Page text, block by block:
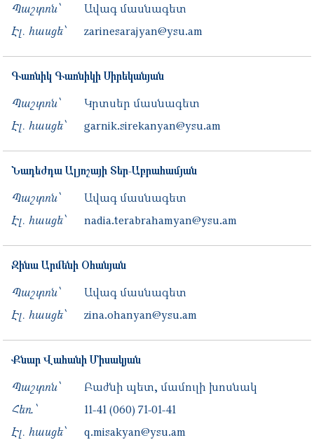
Պաշտոն՝
Ավագ մասնագետ
Էլ. հասցե՝
zarinesarajyan@ysu.am
Գառնիկ Գառնիկի Սիրեկանյան
Պաշտոն՝
Կրտսեր մասնագետ
Էլ. հասցե՝
garnik.sirekanyan@ysu.am
Նադեժդա Ալյոշայի Տեր-Աբրահամյան
Պաշտոն՝
Ավագ մասնագետ
Էլ. հասցե՝
nadia.terabrahamyan@ysu.am
Զինա Արմենի Օհանյան
Պաշտոն՝
Ավագ մասնագետ
Էլ. հասցե՝
zina.ohanyan@ysu.am
Քնար Վահանի Միսակյան
Պաշտոն՝
Բաժնի պետ, մամուլի խոսնակ
Հեռ․՝
11-41(060) 71-01-41
Էլ. հասցե՝
q.misakyan@ysu.am